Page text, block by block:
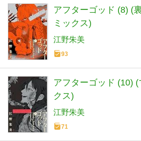
アフターゴッド (8) (
ミックス)
江野朱美
93
アフターゴッド (10)
クス)
江野朱美
71